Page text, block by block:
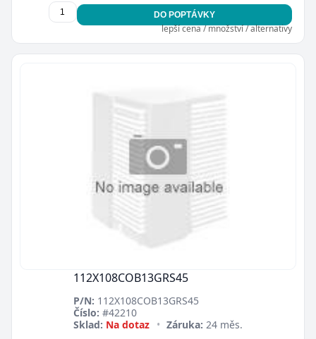
DO POPTÁVKY
lepší cena / množství / alternativy
112X108COB13GRS45
P/N: 112X108COB13GRS45
Číslo: #42210
Sklad: Na dotaz • Záruka: 24 měs.